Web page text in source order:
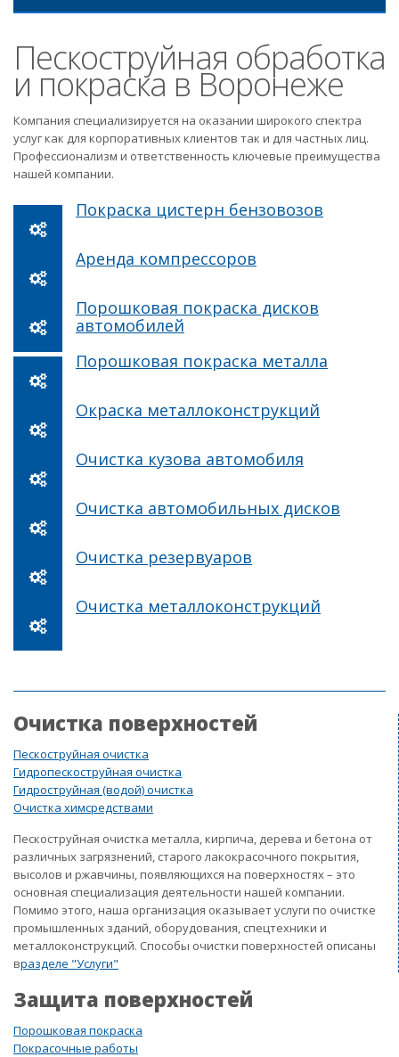
Пескоструйная обработка
и покраска в Воронеже
Компания специализируется на оказании широкого спектра
услуг как для корпоративных клиентов так и для частных лиц.
Профессионализм и ответственность ключевые преимущества
нашей компании.
Покраска цистерн бензовозов
Аренда компрессоров
Порошковая покраска дисков
автомобилей
Порошковая покраска металла
Окраска металлоконструкций
Очистка кузова автомобиля
Очистка автомобильных дисков
Очистка резервуаров
Очистка металлоконструкций
Очистка поверхностей
Пескоструйная очистка
Гидропескоструйная очистка
Гидроструйная (водой) очистка
Очистка химсредствами
Пескоструйная очистка металла, кирпича, дерева и бетона от
различных загрязнений, старого лакокрасочного покрытия,
высолов и ржавчины, появляющихся на поверхностях – это
основная специализация деятельности нашей компании.
Помимо этого, наша организация оказывает услуги по очистке
промышленных зданий, оборудования, спецтехники и
металлоконструкций. Способы очистки поверхностей описаны
вразделе "Услуги"
Защита поверхностей
Порошковая покраска
Покрасочные работы